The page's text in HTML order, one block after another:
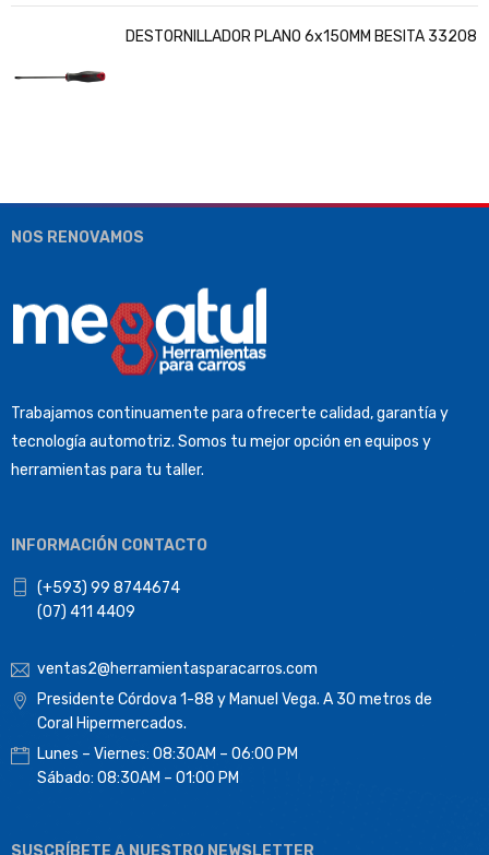
DESTORNILLADOR PLANO 6x150MM BESITA 33208
NOS RENOVAMOS
Trabajamos continuamente para ofrecerte calidad, garantía y
tecnología automotriz. Somos tu mejor opción en equipos y
herramientas para tu taller.
INFORMACIÓN CONTACTO
(+593) 99 8744674
(07) 411 4409
ventas2@herramientasparacarros.com
Presidente Córdova 1-88 y Manuel Vega. A 30 metros de
Coral Hipermercados.
Lunes – Viernes: 08:30AM – 06:00 PM
Sábado: 08:30AM – 01:00 PM